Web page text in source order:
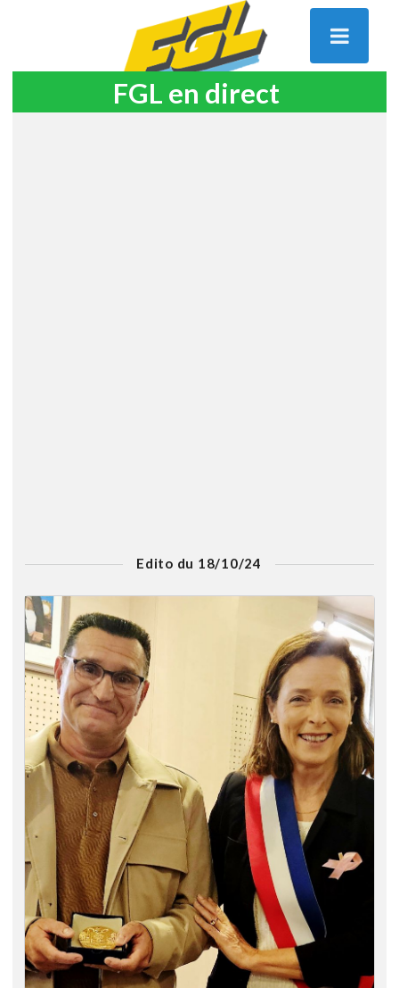
FGL en direct
Edito du 18/10/24